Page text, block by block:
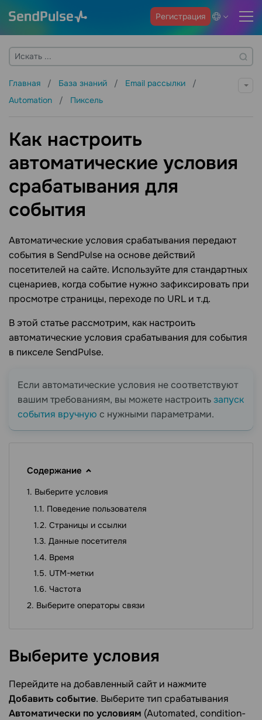
Регистрация
Главная База знаний
Email рассылки
Automation
Пиксель
Как настроить
автоматические условия
срабатывания для
события
Автоматические условия срабатывания передают
события в SendPulse на основе действий
посетителей на сайте. Используйте для стандартных
сценариев, когда событие нужно зафиксировать при
просмотре страницы, переходе по URL и т.д.
В этой статье рассмотрим, как настроить
автоматические условия срабатывания для события
в пикселе SendPulse.
Если автоматические условия не соответствуют
вашим требованиям, вы можете настроитьзапуск
события вручную с нужными параметрами.
Содержание
Выберите условия
Поведение пользователя
Страницы и ссылки
Данные посетителя
Время
UTM-метки
Частота
Выберите операторы связи
Выберите условия
Перейдите на добавленный сайт и нажмите
Добавить событие. Выберите тип срабатывания
Автоматически по условиям (Automated, condition-